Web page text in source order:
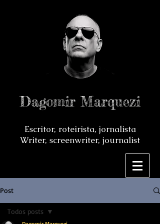
Dagomir Marquezi
Escritor, roteirista, jornalista
Writer, screenwriter, journalist
Post
Todos posts